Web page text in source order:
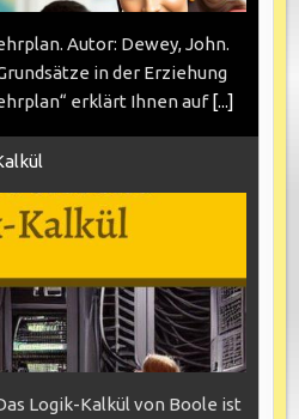
Autor: Dewey, John.
in der Erziehung
erklärt Ihnen auf [...]
Logik-Kalkül von Boole ist